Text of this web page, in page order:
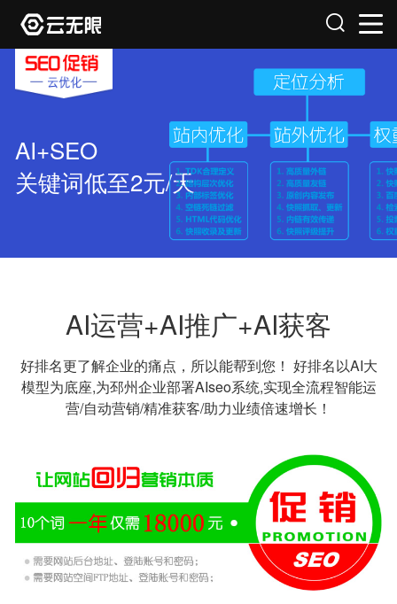
AI+SEO
关键词低至2元/天
AI运营+AI推广+AI获客
好排名更了解企业的痛点，所以能帮到您！ 好排名以AI大
模型为底座,为邳州企业部署AIseo系统,实现全流程智能运
营/自动营销/精准获客/助力业绩倍速增长！